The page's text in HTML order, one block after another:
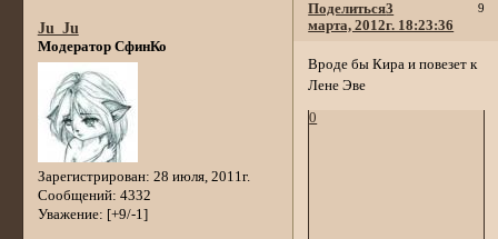
Поделиться 9
3
марта, 2012г. 18:23:36
Ju_Ju
Модератор СфинКо
Зарегистрирован: 28 июля, 2011г.
Сообщений: 4332
Уважение: [+9/-1]
Вроде бы Кира и повезет к
Лене Эве
0